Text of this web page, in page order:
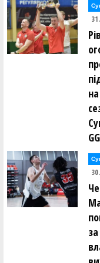
Крістіна
(Харків)-05)
Аліса Іващенко
Анастасія
Анастасія
Дарина Канівець
Софія Карпенко
Ніна Катеринець
Ольга Кирилюк